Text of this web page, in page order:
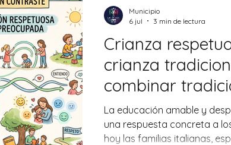
Crianza
crianza
combinar
modernidad
de nuestros
La educación amable y
una respuesta concreta a
hoy las familias italianas,
Municipio
6 jul
3 min de lectura